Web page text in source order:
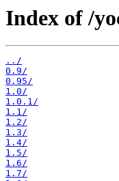
Index of /
../
0.9/
0.95/
1.0/
1.0.1/
1.1/
1.2/
1.3/
1.4/
1.5/
1.6/
1.7/